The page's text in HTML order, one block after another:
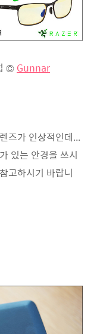
©️ Gunnar
즈가 인상적인데...
있는 안경을 쓰시
고하시기 바랍니